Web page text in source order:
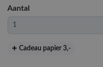
Aantal
Cadeau papier 3,-